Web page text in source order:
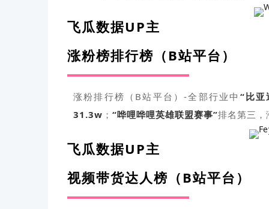
飞瓜数据UP主
涨粉榜排行榜（B站平台）
涨粉排行榜（B站平台）-全部行业中 “比亚
31.3w ； “哗哩哗哩英雄联盟赛事”排名第三，
飞瓜数据UP主
视频带货达人榜（B站平台）